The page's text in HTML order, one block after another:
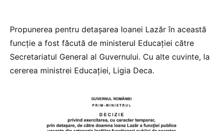
Propunerea pentru detașarea Ioanei Lazăr în această
funcție a fost făcută de ministerul Educației către
Secretariatul General al Guvernului. Cu alte cuvinte, la
cererea ministrei Educației, Ligia Deca.